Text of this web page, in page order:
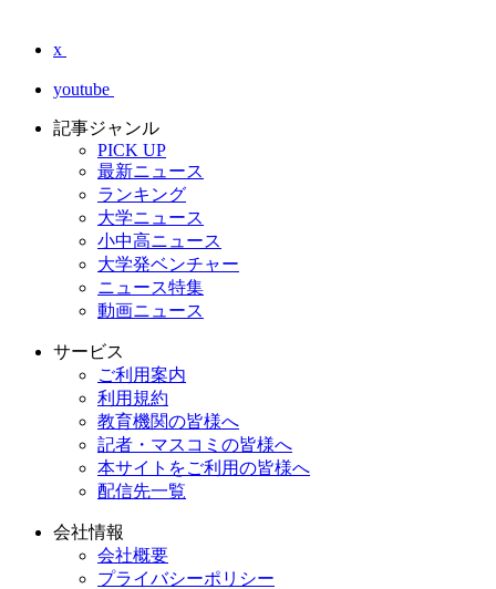
x
youtube
記事ジャンル
PICK UP
最新ニュース
ランキング
大学ニュース
小中高ニュース
大学発ベンチャー
ニュース特集
動画ニュース
サービス
ご利用案内
利用規約
教育機関の皆様へ
記者・マスコミの皆様へ
本サイトをご利用の皆様へ
配信先一覧
会社情報
会社概要
プライバシーポリシー